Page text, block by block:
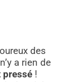
des
a rien de
!